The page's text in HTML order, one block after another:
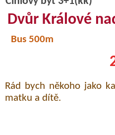
Dvůr Králové
Bus 500m
Rád bych někoho jako
matku a dítě.